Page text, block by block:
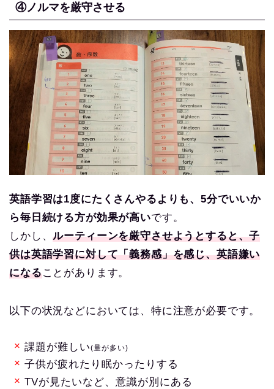
④ノルマを厳守させる
英語学習は1度にたくさんやるよりも、5分でいいか
ら毎日続ける方が効果が高いです。
しかし、ルーティーンを厳守させようとすると、子
供は英語学習に対して「義務感」を感じ、英語嫌い
になることがあります。
以下の状況などにおいては、特に注意が必要です。
課題が難しい(量が多い)
子供が疲れたり眠かったりする
TVが見たいなど、意識が別にある